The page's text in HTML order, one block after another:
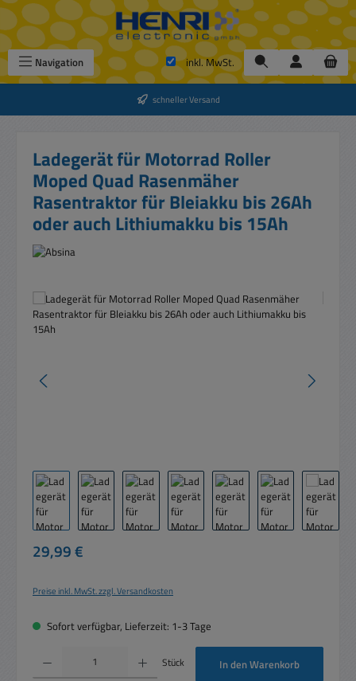
Zum Hauptinhalt springen
Navigation inkl. MwSt.
schneller Versand
Ladegerät für Motorrad Roller
Moped Quad Rasenmäher
Rasentraktor für Bleiakku bis 26Ah
oder auch Lithiumakku bis 15Ah
Regulärer Preis:
29,99 €
Preise inkl. MwSt. zzgl. Versandkosten
Sofort verfügbar, Lieferzeit: 1-3 Tage
Produkt Anzahl: Gib den gewünschten Wert ein oder benutze die Schaltflächen um
Stück In den Warenkorb